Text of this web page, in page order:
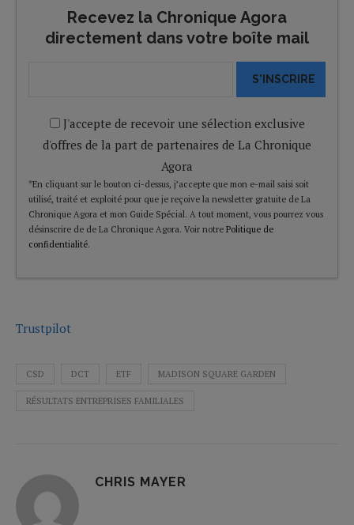
Recevez la Chronique Agora
directement dans votre boîte mail
S'INSCRIRE
J'accepte de recevoir une sélection exclusive
d'offres de la part de partenaires de La Chronique
Agora
*En cliquant sur le bouton ci-dessus, j’accepte que mon e-mail saisi soit
utilisé, traité et exploité pour que je reçoive la newsletter gratuite de La
Chronique Agora et mon Guide Spécial. A tout moment, vous pourrez vous
désinscrire de de La Chronique Agora. Voir notre Politique de
confidentialité.
Trustpilot
CSD DCT ETF MADISON SQUARE GARDEN
RÉSULTATS ENTREPRISES FAMILIALES
CHRIS MAYER